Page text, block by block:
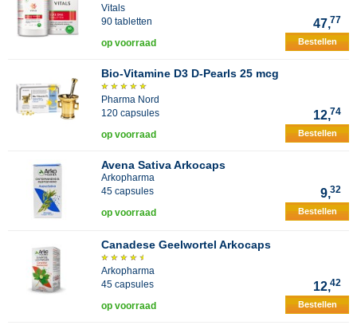
Vitals
90 tabletten
47,77
op voorraad Bestellen
Bio-Vitamine D3 D-Pearls 25 mcg
Pharma Nord
120 capsules
12,74
op voorraad Bestellen
Avena Sativa Arkocaps
Arkopharma
45 capsules
9,32
op voorraad Bestellen
Canadese Geelwortel Arkocaps
Arkopharma
45 capsules
12,42
op voorraad Bestellen